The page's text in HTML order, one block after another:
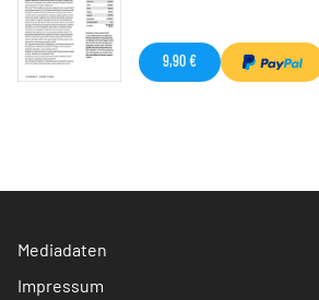
9,90 €
Mediadaten
Impressum